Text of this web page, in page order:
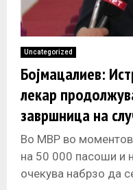
Uncategorized
Бојмацалиев:
лекар
завршница на
Во МВР во
на 50 000 пасоши и
очекува набрзо да